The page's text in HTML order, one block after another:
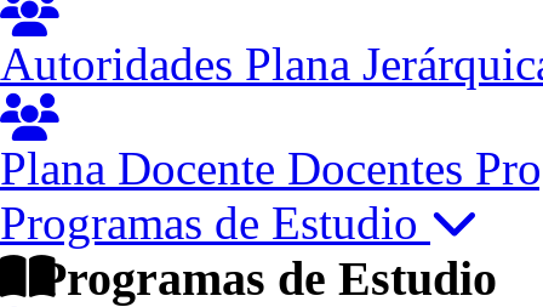
Autoridades Plana
Plana Docente Docentes
Programas de Estudio
Programas de Estudio